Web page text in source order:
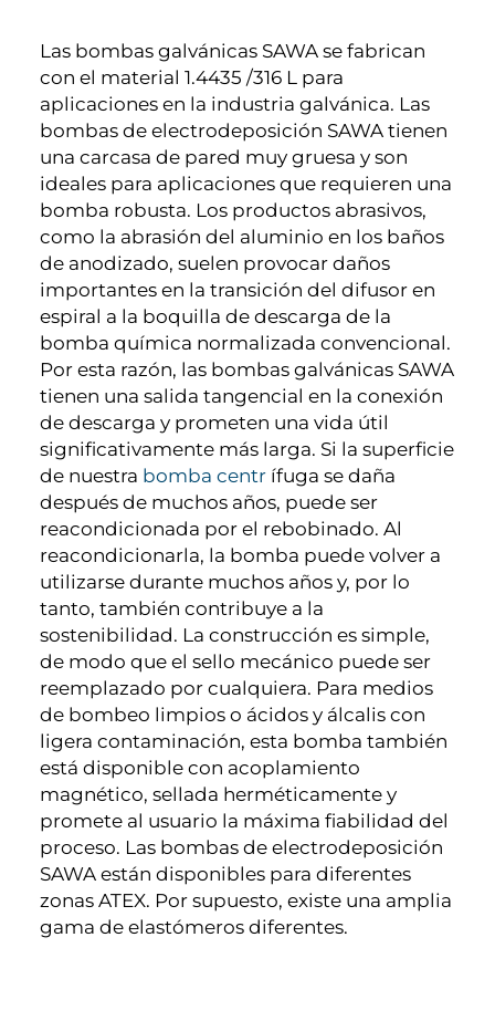
Las bombas galvánicas SAWA se fabrican
con el material 1.4435 /316 L para
aplicaciones en la industria galvánica. Las
bombas de electrodeposición SAWA tienen
una carcasa de pared muy gruesa y son
ideales para aplicaciones que requieren una
bomba robusta. Los productos abrasivos,
como la abrasión del aluminio en los baños
de anodizado, suelen provocar daños
importantes en la transición del difusor en
espiral a la boquilla de descarga de la
bomba química normalizada convencional.
Por esta razón, las bombas galvánicas SAWA
tienen una salida tangencial en la conexión
de descarga y prometen una vida útil
significativamente más larga. Si la superficie
de nuestra bomba centr ífuga se daña
después de muchos años, puede ser
reacondicionada por el rebobinado. Al
reacondicionarla, la bomba puede volver a
utilizarse durante muchos años y, por lo
tanto, también contribuye a la
sostenibilidad. La construcción es simple,
de modo que el sello mecánico puede ser
reemplazado por cualquiera. Para medios
de bombeo limpios o ácidos y álcalis con
ligera contaminación, esta bomba también
está disponible con acoplamiento
magnético, sellada herméticamente y
promete al usuario la máxima fiabilidad del
proceso. Las bombas de electrodeposición
SAWA están disponibles para diferentes
zonas ATEX. Por supuesto, existe una amplia
gama de elastómeros diferentes.